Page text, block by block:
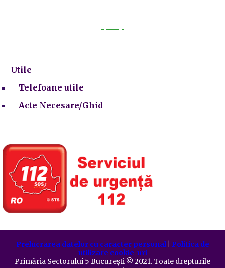
Utile
Telefoane utile
Acte Necesare/Ghid
Prelucrarea datelor cu caracter personal| Politica de
utilizare cookie-uri
Primăria Sectorului 5 București ©️ 2021. Toate drepturile